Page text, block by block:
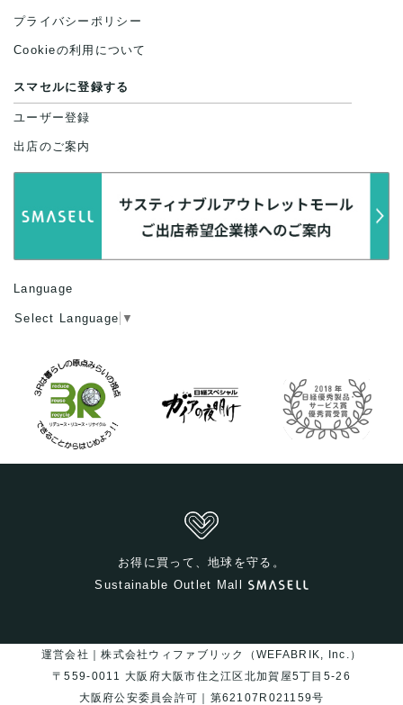
プライバシーポリシー
Cookieの利用について
スマセルに登録する
ユーザー登録
出店のご案内
Language
Select Language ▼
お得に買って、地球を守る。
Sustainable Outlet Mall
運営会社｜株式会社ウィファブリック（WEFABRIK, Inc.）
〒559-0011 大阪府大阪市住之江区北加賀屋5丁目5-26
大阪府公安委員会許可｜第62107R021159号